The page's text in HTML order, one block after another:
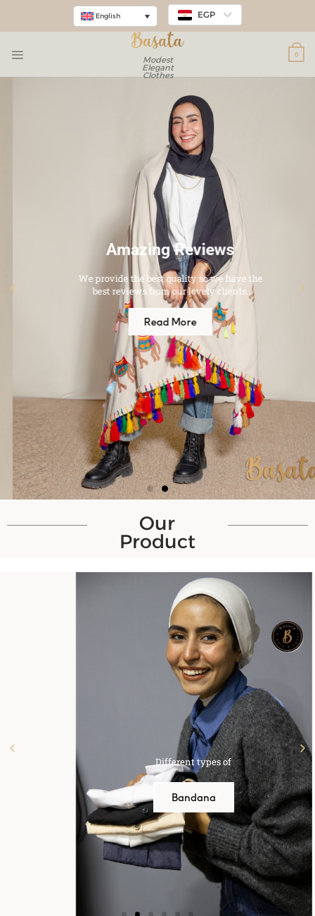
English EGP
Modest
Elegant
Clothes
0
Amazing Reviews
We provide the best quality so we have the
best reviews from our lovely clients.
Read More
Our
Product
Different types of
Bandana